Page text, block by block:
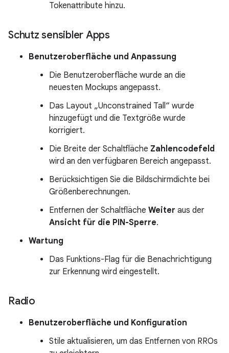
Tokenattribute hinzu.
Schutz sensibler Apps
Benutzeroberfläche und Anpassung
Die Benutzeroberfläche wurde an die
neuesten Mockups angepasst.
Das Layout „Unconstrained Tall“ wurde
hinzugefügt und die Textgröße wurde
korrigiert.
Die Breite der Schaltfläche Zahlencodefeld
wird an den verfügbaren Bereich angepasst.
Berücksichtigen Sie die Bildschirmdichte bei
Größenberechnungen.
Entfernen der Schaltfläche Weiter aus der
Ansicht für die PIN-Sperre.
Wartung
Das Funktions-Flag für die Benachrichtigung
zur Erkennung wird eingestellt.
Radio
Benutzeroberfläche und Konfiguration
Stile aktualisieren, um das Entfernen von RROs